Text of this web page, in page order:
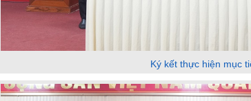
Ký kết thực hiện mục